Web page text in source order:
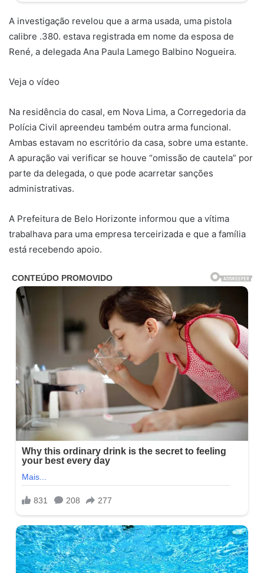
A investigação revelou que a arma usada, uma pistola
calibre .380. estava registrada em nome da esposa de
René, a delegada Ana Paula Lamego Balbino Nogueira.
Veja o vídeo
Na residência do casal, em Nova Lima, a Corregedoria da
Polícia Civil apreendeu também outra arma funcional.
Ambas estavam no escritório da casa, sobre uma estante.
A apuração vai verificar se houve “omissão de cautela” por
parte da delegada, o que pode acarretar sanções
administrativas.
A Prefeitura de Belo Horizonte informou que a vítima
trabalhava para uma empresa terceirizada e que a família
está recebendo apoio.